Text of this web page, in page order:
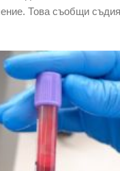
Това съобщи